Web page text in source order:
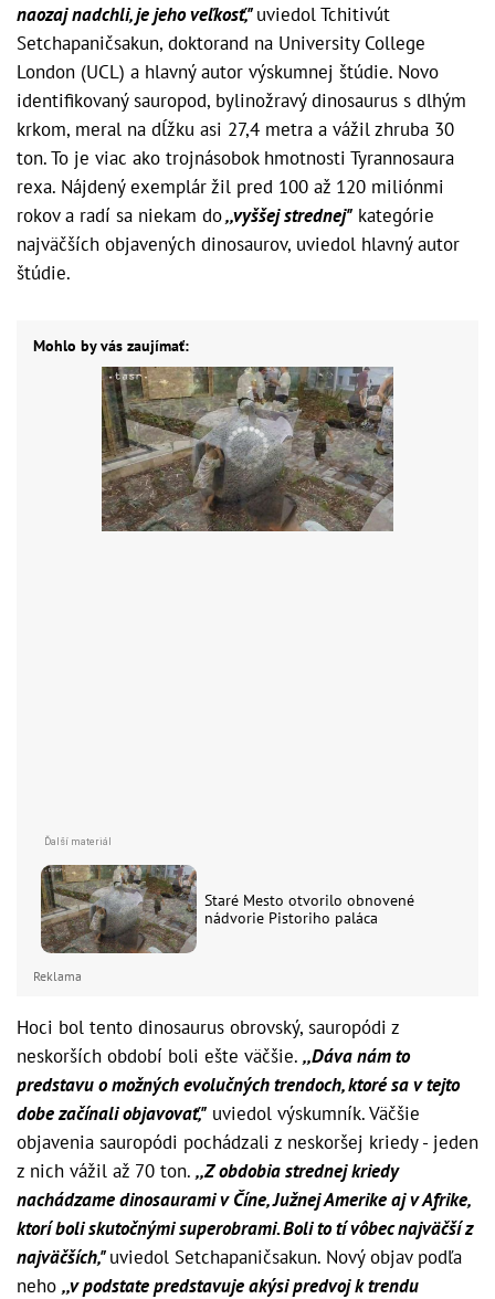
naozaj nadchli, je jeho veľkosť,"uviedol Tchitivút
Setchapaničsakun, doktorand na University College
London (UCL) a hlavný autor výskumnej štúdie. Novo
identifikovaný sauropod, bylinožravý dinosaurus s dlhým
krkom, meral na dĺžku asi 27,4 metra a vážil zhruba 30
ton. To je viac ako trojnásobok hmotnosti Tyrannosaura
rexa. Nájdený exemplár žil pred 100 až 120 miliónmi
rokov a radí sa niekam do,,vyššej strednej" kategórie
najväčších objavených dinosaurov, uviedol hlavný autor
štúdie.
Mohlo by vás zaujímať:
Staré Mesto otvorilo obnovené
nádvorie Pistoriho paláca
Reklama
Hoci bol tento dinosaurus obrovský, sauropódi z
neskorších období boli ešte väčšie. ,,Dáva nám to
predstavu o možných evolučných trendoch, ktoré sa v tejto
dobe začínali objavovať," uviedol výskumník. Väčšie
objavenia sauropódi pochádzali z neskoršej kriedy - jeden
z nich vážil až 70 ton. ,,Z obdobia strednej kriedy
nachádzame dinosaurami v Číne, Južnej Amerike aj v Afrike,
ktorí boli skutočnými superobrami. Boli to tí vôbec najväčší z
najväčších,"uviedol Setchapaničsakun. Nový objav podľa
neho ,,v podstate predstavuje akýsi predvoj k trendu